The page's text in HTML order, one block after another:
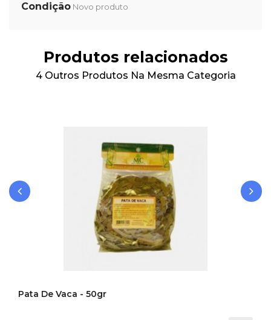
Condição Novo produto
Produtos relacionados
4 Outros Produtos Na Mesma Categoria
Pata De Vaca - 50gr